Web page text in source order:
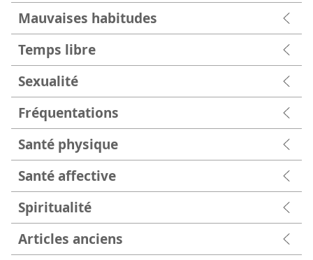
Mauvaises habitudes
Temps libre
Sexualité
Fréquentations
Santé physique
Santé affective
Spiritualité
Articles anciens